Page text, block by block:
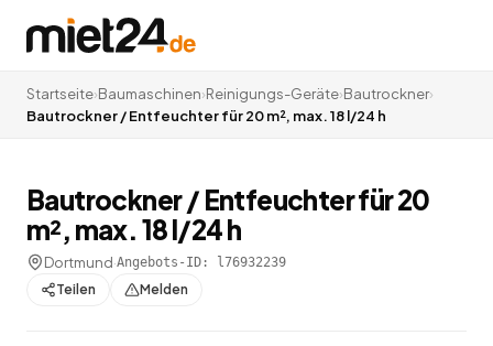
Startseite›Baumaschinen›Reinigungs-Geräte›Bautrockner›
Bautrockner / Entfeuchter für 20 m², max. 18 l/24 h
Bautrockner / Entfeuchter für 20
m², max. 18 l/24 h
Dortmund·Angebots-ID: l76932239
Teilen Melden